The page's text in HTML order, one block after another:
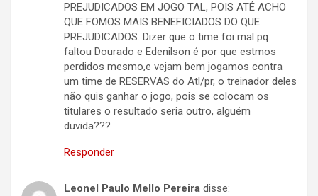
PREJUDICADOS EM JOGO TAL, POIS ATÉ ACHO
QUE FOMOS MAIS BENEFICIADOS DO QUE
PREJUDICADOS. Dizer que o time foi mal pq
faltou Dourado e Edenilson é por que estmos
perdidos mesmo,e vejam bem jogamos contra
um time de RESERVAS do Atl/pr, o treinador deles
não quis ganhar o jogo, pois se colocam os
titulares o resultado seria outro, alguém
duvida???
Responder
Leonel Paulo Mello Pereira disse: